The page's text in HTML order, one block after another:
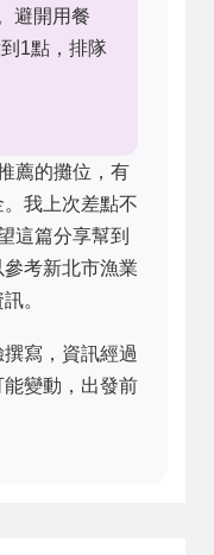
避開用餐
1點，排隊
薦的攤位，有
我上次差點不
這篇分享幫到
考新北市漁業
。
寫，資訊經過
變動，出發前